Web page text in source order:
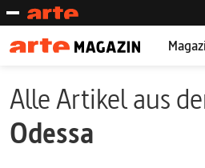
Alle Artikel aus
Odessa